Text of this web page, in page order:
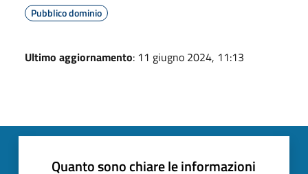
Pubblico dominio
Ultimo aggiornamento: 11 giugno 2024, 11:13
Quanto sono chiare le informazioni